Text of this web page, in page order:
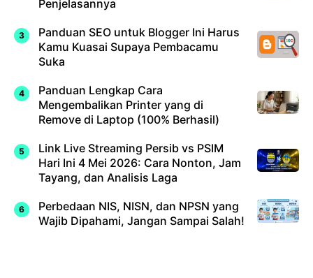
Penjelasannya
Panduan SEO untuk Blogger Ini Harus
Kamu Kuasai Supaya Pembacamu
Suka
Panduan Lengkap Cara
Mengembalikan Printer yang di
Remove di Laptop (100% Berhasil)
Link Live Streaming Persib vs PSIM
Hari Ini 4 Mei 2026: Cara Nonton, Jam
Tayang, dan Analisis Laga
Perbedaan NIS, NISN, dan NPSN yang
Wajib Dipahami, Jangan Sampai Salah!